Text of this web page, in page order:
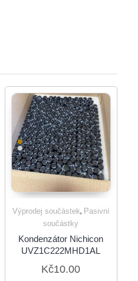
Výprodej součástek, Pasivní
součástky
Kondenzátor Nichicon
UVZ1C222MHD1AL
Kč10.00